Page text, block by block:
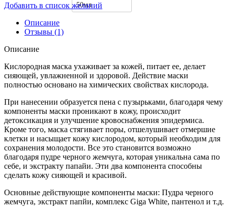
50мл
Добавить в список желаний
Описание
Отзывы (1)
Описание
Кислородная маска ухаживает за кожей, питает ее, делает
сияющей, увлажненной и здоровой. Действие маски
полностью основано на химических свойствах кислорода.
При нанесении образуется пена с пузырьками, благодаря чему
компоненты маски проникают в кожу, происходит
детоксикация и улучшение кровоснабжения эпидермиса.
Кроме того, маска стягивает поры, отшелушивает отмершие
клетки и насыщает кожу кислородом, который необходим для
сохранения молодости. Все это становится возможно
благодаря пудре черного жемчуга, которая уникальна сама по
себе, и экстракту папайи. Эти два компонента способны
сделать кожу сияющей и красивой.
Основные действующие компоненты маски: Пудра черного
жемчуга, экстракт папйи, комплекс Giga White, пантенол и т.д.